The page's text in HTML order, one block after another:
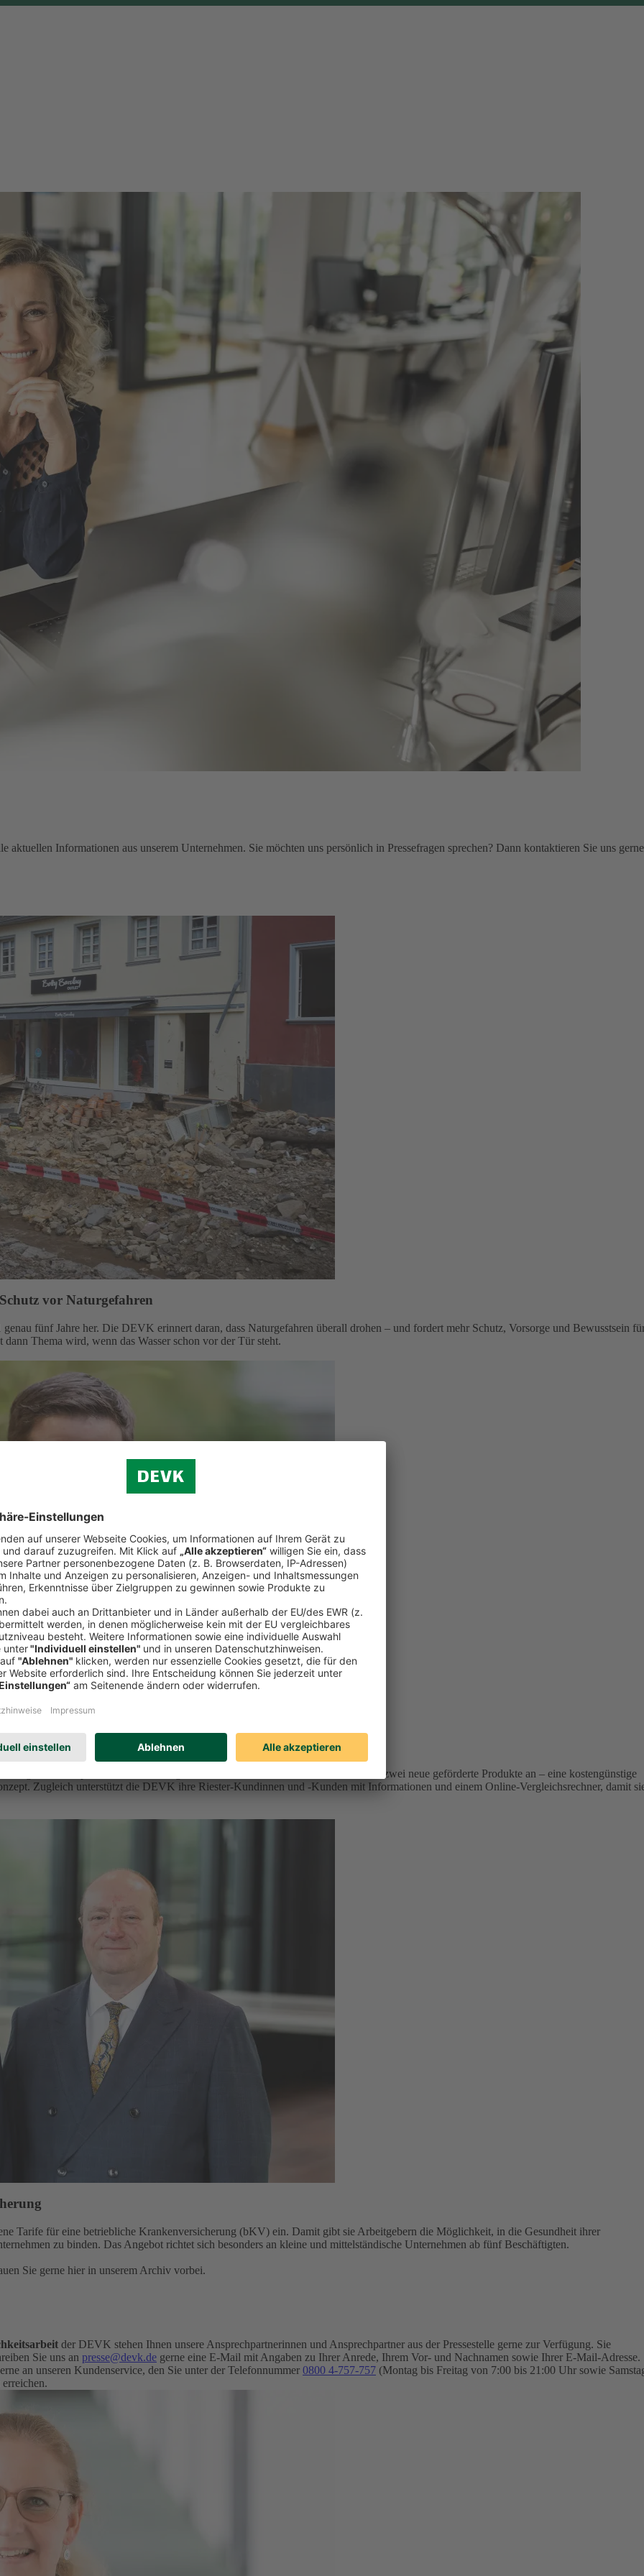
Informationen aus unserem Unternehmen. Sie möchten uns persönlich in Pressefragen sprechen? Dann kontaktieren Sie uns
vor Naturgefahren
fünf Jahre her. Die DEVK erinnert daran, dass Naturgefahren überall drohen – und fordert mehr Schutz, Vorsorge und Bewusstsein
Thema wird, wenn das Wasser schon vor der Tür steht.
vor
geförderten privaten Altersvorsorge ein. Ab 2027 bietet der Kölner Versicherer zwei neue geförderte Produkte an – eine kostengünstige
Zugleich unterstützt die DEVK ihre Riester-Kundinnen und -Kunden mit Informationen und einem Online-Vergleichsrechner, damit
Tarife für eine betriebliche Krankenversicherung (bKV) ein. Damit gibt sie Arbeitgebern die Möglichkeit, in die Gesundheit ihrer
zu binden. Das Angebot richtet sich besonders an kleine und mittelständische Unternehmen ab fünf Beschäftigten.
Sie gerne hier in unserem Archiv vorbei.
der DEVK stehen Ihnen unsere Ansprechpartnerinnen und Ansprechpartner aus der Pressestelle gerne zur Verfügung. Sie
Sie uns an presse@devk.de gerne eine E-Mail mit Angaben zu Ihrer Anrede, Ihrem Vor- und Nachnamen sowie Ihrer E-Mail-Adresse.
an unseren Kundenservice, den Sie unter der Telefonnummer 0800 4-757-757 (Montag bis Freitag von 7:00 bis 21:00 Uhr sowie